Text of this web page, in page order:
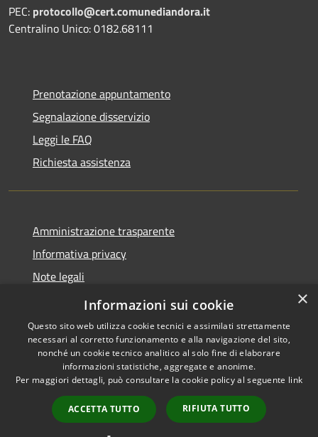
PEC: protocollo@cert.comunediandora.it
Centralino Unico: 0182.68111
Prenotazione appuntamento
Segnalazione disservizio
Leggi le FAQ
Richiesta assistenza
Amministrazione trasparente
Informativa privacy
Note legali
Dichiarazione di accessibilità
Accessibilità
Copyright © 2026 • Comune di
Andora • Powered by
Municipium•
Accesso
redazione
×
Informazioni sui cookie
Questo sito web utilizza cookie tecnici e assimilati strettamente
necessari al corretto funzionamento e alla navigazione del sito,
nonché un cookie tecnico analitico al solo fine di elaborare
informazioni statistiche, aggregate e anonime.
Per maggiori dettagli, può consultare la cookie policy al seguente link
ACCETTA TUTTO RIFIUTA TUTTO